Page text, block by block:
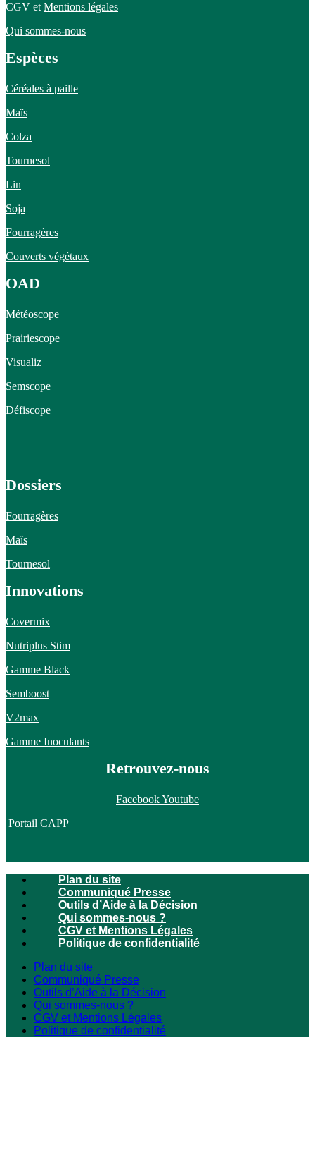
CGV et Mentions légales
Qui sommes-nous
Espèces
Céréales à paille
Maïs
Colza
Tournesol
Lin
Soja
Fourragères
Couverts végétaux
OAD
Météoscope
Prairiescope
Visualiz
Semscope
Défiscope
Dossiers
Fourragères
Maïs
Tournesol
Innovations
Covermix
Nutriplus Stim
Gamme Black
Semboost
V2max
Gamme Inoculants
Retrouvez-nous
FacebookYoutube
Portail CAPP
Plan du site
Communiqué Presse
Outils d’Aide à la Décision
Qui sommes-nous ?
CGV et Mentions Légales
Politique de confidentialité
Plan du site
Communiqué Presse
Outils d’Aide à la Décision
Qui sommes-nous ?
CGV et Mentions Légales
Politique de confidentialité